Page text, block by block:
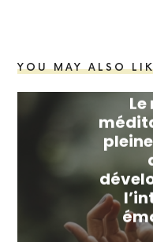
YOU MAY ALSO